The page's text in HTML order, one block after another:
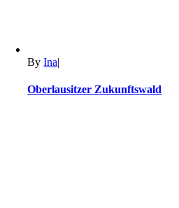
ByIna|
Oberlausitzer Zukunftswald